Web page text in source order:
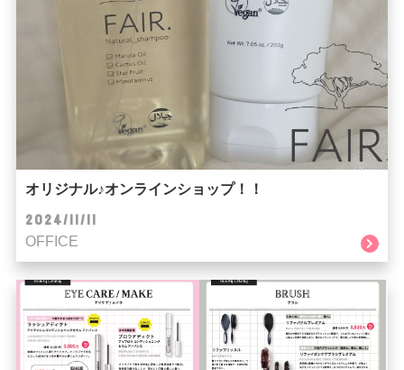
オリジナル♪オンラインショップ！！
2024/11/11
OFFICE